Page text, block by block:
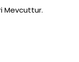
Mevcuttur.